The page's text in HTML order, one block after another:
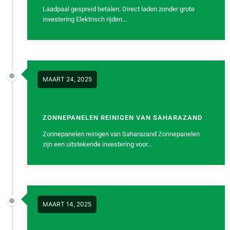
Laadpaal gespreid betalen: Direct laden zonder grote
investering Elektrisch rijden...
MAART 24, 2025
ZONNEPANELEN REINIGEN VAN SAHARAZAND
Zonnepanelen reinigen van Saharazand Zonnepanelen
zijn een uitstekende investering voor...
MAART 14, 2025